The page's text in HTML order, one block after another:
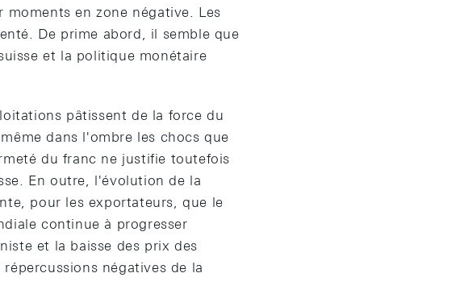
en zone négative. Les
De prime abord, il semble que
et la politique monétaire
pâtissent de la force du
dans l'ombre les chocs que
du franc ne justifie toutefois
En outre, l'évolution de la
pour les exportateurs, que le
continue à progresser
et la baisse des prix des
négatives de la